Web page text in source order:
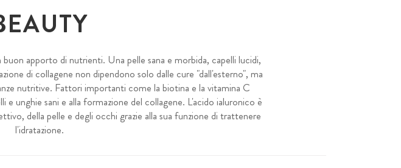
apporto di nutrienti. Una pelle sana e morbida, capelli lucidi,
di collagene non dipendono solo dalle cure "dall'esterno", ma
nutritive. Fattori importanti come la biotina e la vitamina C
unghie sani e alla formazione del collagene. L'acido ialuronico è
della pelle e degli occhi grazie alla sua funzione di trattenere
l'idratazione.